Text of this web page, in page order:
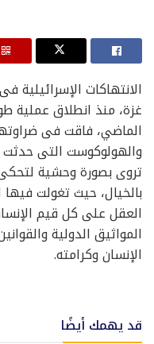
الانتهاكات
غزة، منذ انطلاق عملية
الماضي، فاقت فى
والهولوكوست التى حدثت
تروى بصورة وحشية
بالخيال، حيث تغولت فيها
العقل على كل قيم
المواثيق الدولية
الإنسان وكرامته.
قد يهمك أيضًا